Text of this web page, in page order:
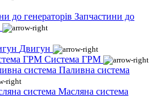
Запчастини до
Двигун
Система ГРМ
Паливна система
Масляна система